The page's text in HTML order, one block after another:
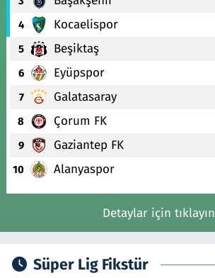
4 Kocaelispor
5 Beşiktaş
6 Eyüpspor
7 Galatasaray
8 Çorum FK
9 Gaziantep FK
10 Alanyaspor
Detaylar için tıklayın
Süper Lig Fikstür